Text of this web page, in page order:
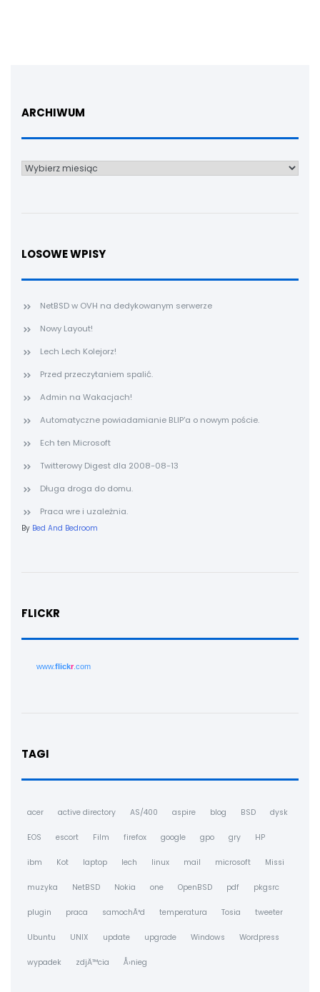
ARCHIWUM
Archiwum
LOSOWE WPISY
NetBSD w OVH na dedykowanym serwerze
Nowy Layout!
Lech Lech Kolejorz!
Przed przeczytaniem spalić.
Admin na Wakacjach!
Automatyczne powiadamianie BLIP'a o nowym poście.
Ech ten Microsoft
Twitterowy Digest dla 2008-08-13
Długa droga do domu.
Praca wre i uzależnia.
By Bed And Bedroom
FLICKR
www.flickr.com
TAGI
acer active directory AS/400 aspire blog BSD dysk
EOS escort Film firefox google gpo gry HP
ibm Kot laptop lech linux mail microsoft Missi
muzyka NetBSD Nokia one OpenBSD pdf pkgsrc
plugin praca samochÃ³d temperatura Tosia tweeter
Ubuntu UNIX update upgrade Windows Wordpress
wypadek zdjÄ™cia Å›nieg